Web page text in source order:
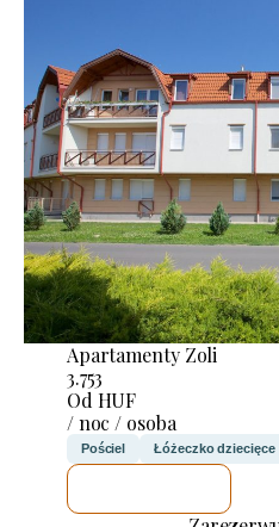
Apartamenty Zoli
3.753
Od HUF
/ noc / osoba
Pościel Łóżeczko dziecięce